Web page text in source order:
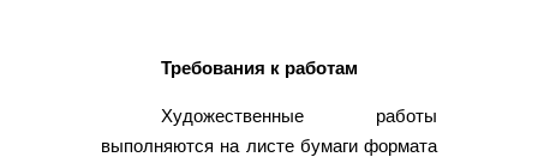
Требования к работам
Художественные работы
выполняются на листе бумаги формата